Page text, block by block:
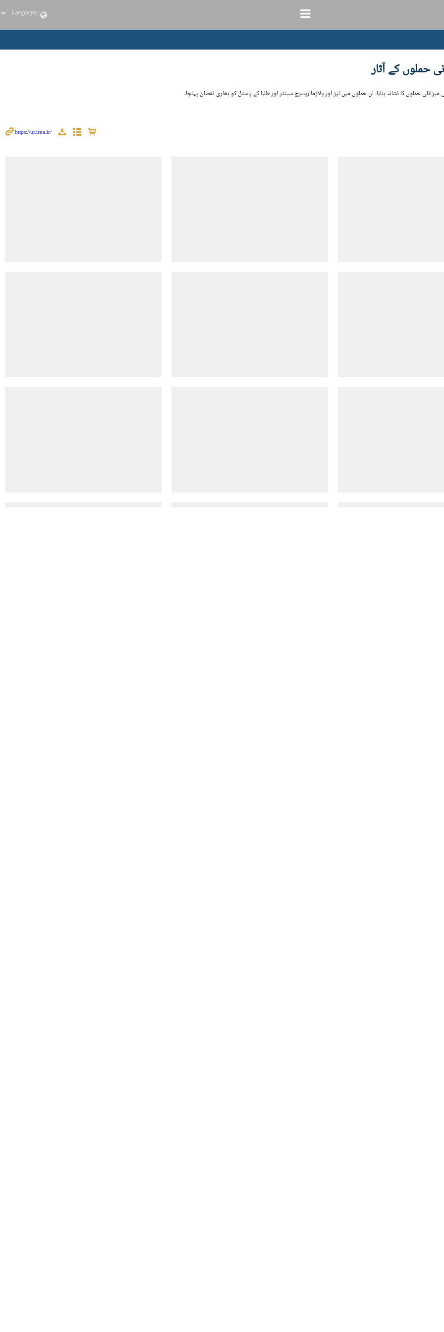
حملوں کے آثار
حملوں کا نشانہ بنایا۔ ان حملوں میں لیز اور پلازما ریسرچ سینٹر اور طلبا کے ہاسٹل کو بھاری نقصان پہنچا۔